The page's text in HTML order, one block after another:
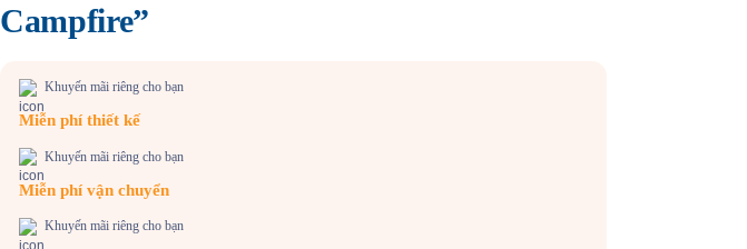
Campfire”
Khuyến mãi riêng cho bạn
Miễn phí thiết kế
Khuyến mãi riêng cho bạn
Miễn phí vận chuyển
Khuyến mãi riêng cho bạn